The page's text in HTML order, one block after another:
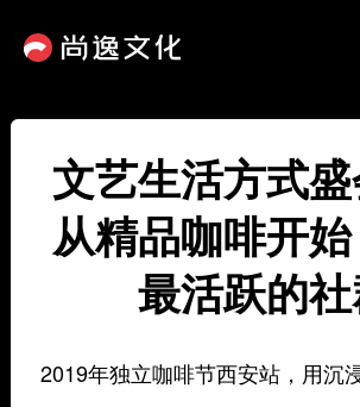
文艺生活方式
从精品咖啡开
最活跃的
2019年独立咖啡节西安站，用沉